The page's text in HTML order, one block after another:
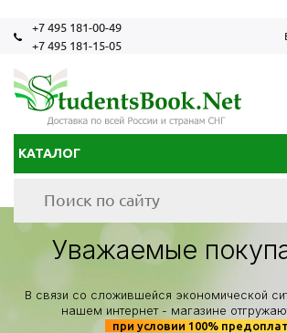
+7 495 181-00-49
+7 495 181-15-05
КАТАЛОГ
Уважаемые
В связи со сложившейся экономической
нашем интернет - магазине
при условии 100%